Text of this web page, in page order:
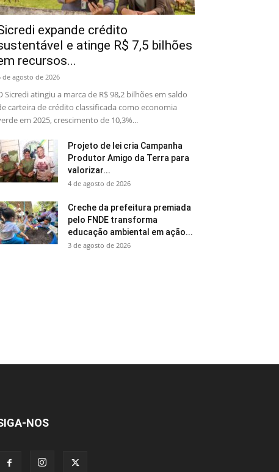
expande crédito
e atinge R$ 7,5 bilhões
recursos...
de agosto de 2026
Sicredi atingiu a marca de R$ 98,2 bilhões em saldo
carteira de crédito classificada como economia
em 2025, crescimento de 10,3%...
Projeto de lei cria Campanha
Produtor Amigo da Terra para
valorizar...
4 de agosto de 2026
Creche da prefeitura premiada
pelo FNDE transforma
educação ambiental em ação...
3 de agosto de 2026
NOS